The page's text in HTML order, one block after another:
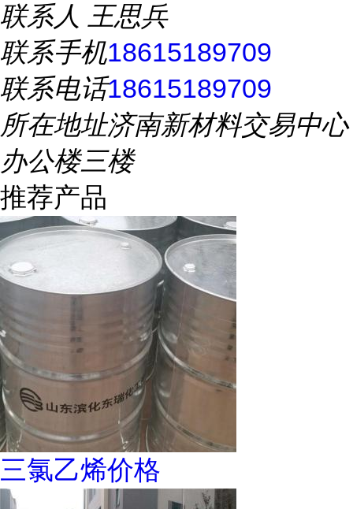
联系人 王思兵
联系手机18615189709
联系电话18615189709
所在地址济南新材料交易中心
办公楼三楼
推荐产品
三氯乙烯价格